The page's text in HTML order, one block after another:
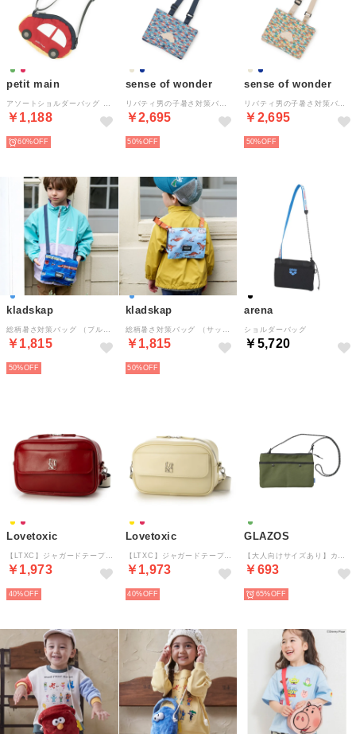
petit main
￥1,188
60%
sense of wonder
￥2,695
50%
sense of wonder
￥2,695
50%
kladskap
￥1,815
50%
kladskap
￥1,815
50%
arena
ショルダーバッグ
￥5,720
Lovetoxic
￥1,973
40%
Lovetoxic
￥1,973
40%
GLAZOS
￥693
65%